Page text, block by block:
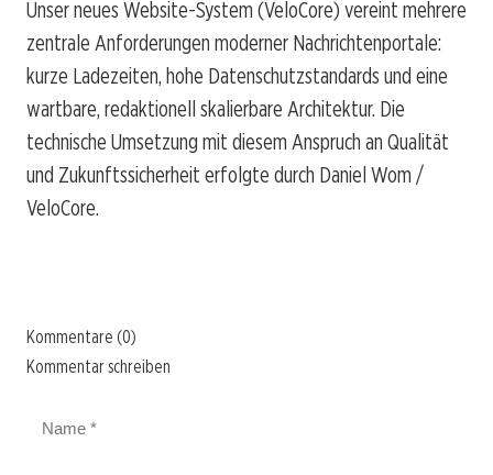
Unser neues Website-System (VeloCore) vereint mehrere
zentrale Anforderungen moderner Nachrichtenportale:
kurze Ladezeiten, hohe Datenschutzstandards und eine
wartbare, redaktionell skalierbare Architektur. Die
technische Umsetzung mit diesem Anspruch an Qualität
und Zukunftssicherheit erfolgte durch Daniel Wom /
VeloCore.
Kommentare (0)
Kommentar schreiben